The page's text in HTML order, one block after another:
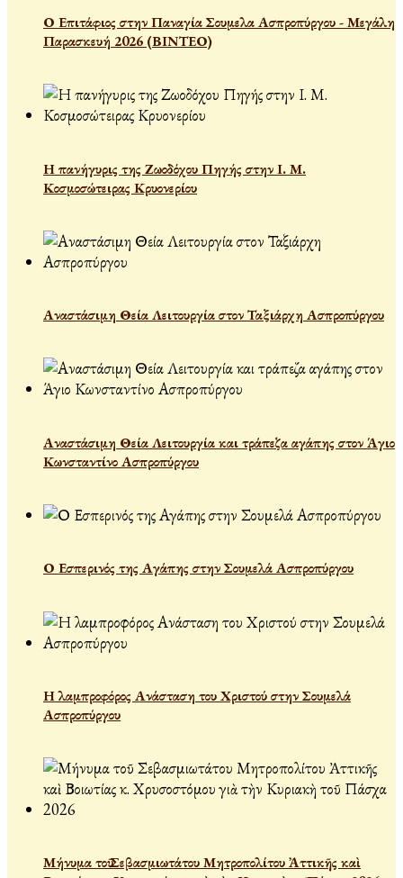
Ο Επιτάφιος στην Παναγία Σουμελα Ασπροπύργου - Μεγάλη
Παρασκευή 2026 (ΒΙΝΤΕΟ)
Η πανήγυρις της Ζωοδόχου Πηγής στην Ι. Μ.
Κοσμοσώτειρας Κρυονερίου
Αναστάσιμη Θεία Λειτουργία στον Ταξιάρχη Ασπροπύργου
Αναστάσιμη Θεία Λειτουργία και τράπεζα αγάπης στον Άγιο
Κωνσταντίνο Ασπροπύργου
Ο Εσπερινός της Αγάπης στην Σουμελά Ασπροπύργου
Η λαμπροφόρος Ανάσταση του Χριστού στην Σουμελά
Ασπροπύργου
Μήνυμα τοῦ Σεβασμιωτάτου Μητροπολίτου Ἀττικῆς καὶ